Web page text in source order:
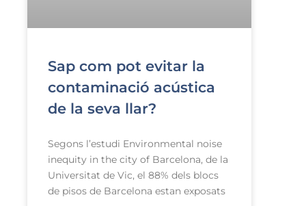
Sap com pot evitar la
contaminació acústica
de la seva llar?
Segons l’estudi Environmental noise
inequity in the city of Barcelona, de la
Universitat de Vic, el 88% dels blocs
de pisos de Barcelona estan exposats